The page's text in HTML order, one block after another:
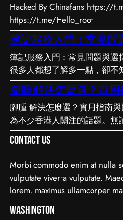
Hacked By Chinafans https://
https://t.me/Hello_root
簿記服務入門：常見問
簿記服務入門：常見問題與選
很多人都想了解多一點，卻不
繁多，真假難辨。以下整理了
望能幫助你更清晰地掌握簿記
要留意甚麼 在做決定之前，
先，每個人的情況不盡相同，
己；其次，資訊來源是否可靠
問，諮詢相關範疇的專業人士
需要的建議。 聰明選擇的方
你少走冤枉路：先設定清晰的
資料再比較，以及保留彈性以
成，做選擇時自然更得心應手
情境，對簿記服務的要求也不
腳腫 解決怎麼選？實
腳腫 解決怎麼選？實用指南
為不少香港人關注的話題。無
趣，先對它有基本認識，都有
定。這篇文章會從不同角度，
決的實用資訊。 它的重要性
顯而易見：當你清楚自己面對
避開常見的陷阱，把時間與資
這也是做足功課的價值所在。
定之前，有幾點值得特別留意
Contact Us
Morbi commodo enim at nulla
vulputate viverra vulputate.
lorem, maximus ullamcorper
Washington